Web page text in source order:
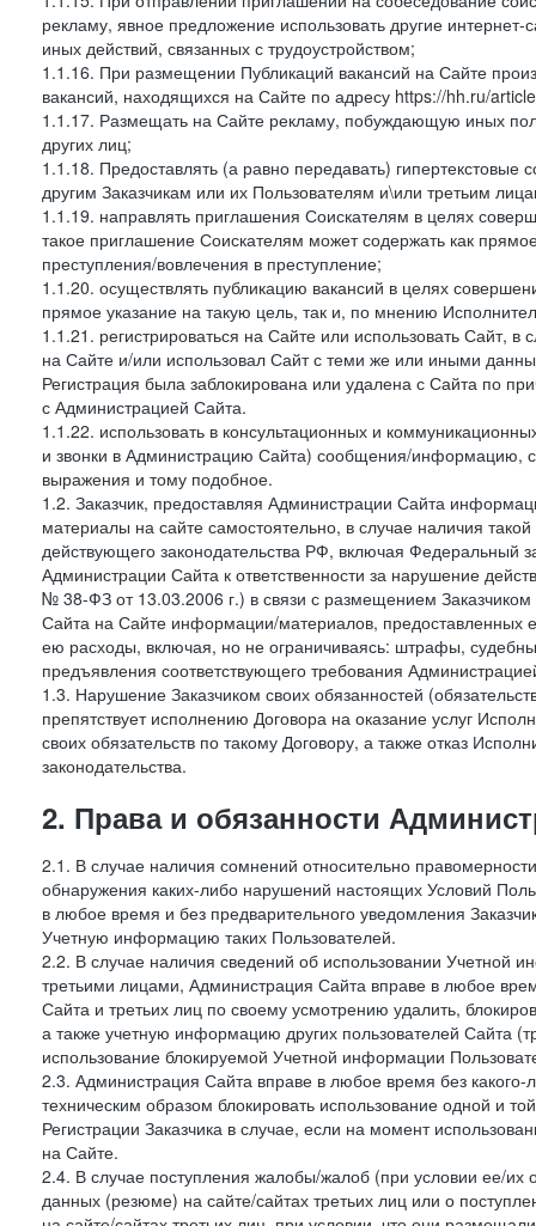
рекламу, явное предложение использовать другие
иных действий, связанных с трудоустройством;
1.1.16. При размещении Публикаций вакансий на Сайте
вакансий, находящихся на Сайте по адресу https://hh.ru/
1.1.17. Размещать на Сайте рекламу, побуждающую иных
других лиц;
1.1.18. Предоставлять (а равно передавать)
другим Заказчикам или их Пользователям и\или третьим
1.1.19. направлять приглашения Соискателям в целях
такое приглашение Соискателям может содержать как
преступления/вовлечения в преступление;
1.1.20. осуществлять публикацию вакансий в целях
прямое указание на такую цель, так и, по мнению
1.1.21. регистрироваться на Сайте или использовать Сайт,
на Сайте и/или использовал Сайт с теми же или иными
Регистрация была заблокирована или удалена с Сайта по
с Администрацией Сайта.
1.1.22. использовать в консультационных и
и звонки в Администрацию Сайта) сообщения/информацию,
выражения и тому подобное.
1.2. Заказчик, предоставляя Администрации Сайта
материалы на сайте самостоятельно, в случае наличия
действующего законодательства РФ, включая
Администрации Сайта к ответственности за нарушение
№ 38-ФЗ от 13.03.2006 г.) в связи с размещением
Сайта на Сайте информации/материалов, предоставленных
ею расходы, включая, но не ограничиваясь: штрафы,
предъявления соответствующего требования
1.3. Нарушение Заказчиком своих обязанностей
препятствует исполнению Договора на оказание услуг
своих обязательств по такому Договору, а также отказ
законодательства.
2. Права и обязанности
2.1. В случае наличия сомнений относительно
обнаружения каких-либо нарушений настоящих Условий
в любое время и без предварительного уведомления
Учетную информацию таких Пользователей.
2.2. В случае наличия сведений об использовании Учетной
третьими лицами, Администрация Сайта вправе в любое
Сайта и третьих лиц по своему усмотрению удалить,
а также учетную информацию других пользователей Сайта
использование блокируемой Учетной информации
2.3. Администрация Сайта вправе в любое время без
техническим образом блокировать использование одной и
Регистрации Заказчика в случае, если на момент
на Сайте.
2.4. В случае поступления жалобы/жалоб (при условии ее/их
данных (резюме) на сайте/сайтах третьих лиц или о